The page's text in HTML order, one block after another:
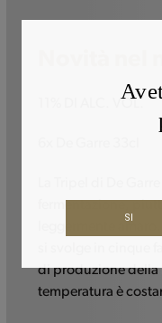
Novità nel
fermentazione,
leggermente
si svolge in cinque
di produzione della
temperatura è
SI